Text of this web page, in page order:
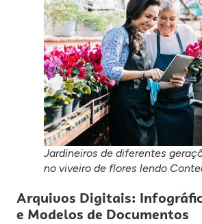
Jardineiros de diferentes
no viveiro de flores lendo
Arquivos Digitais:
e Modelos de Documentos